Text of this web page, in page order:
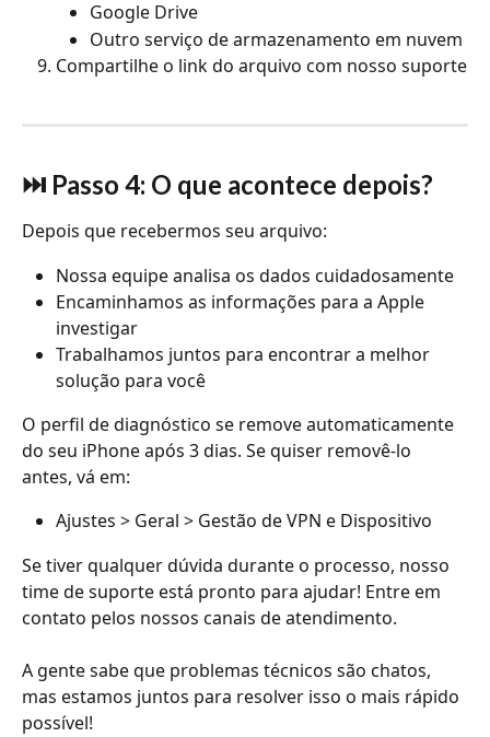
Google Drive
Outro serviço de armazenamento em nuvem
Compartilhe o link do arquivo com nosso suporte
⏭️ Passo 4: O que acontece depois?
Depois que recebermos seu arquivo:
Nossa equipe analisa os dados cuidadosamente
Encaminhamos as informações para a Apple
investigar
Trabalhamos juntos para encontrar a melhor
solução para você
O perfil de diagnóstico se remove automaticamente
do seu iPhone após 3 dias. Se quiser removê-lo
antes, vá em:
Ajustes > Geral > Gestão de VPN e Dispositivo
Se tiver qualquer dúvida durante o processo, nosso
time de suporte está pronto para ajudar! Entre em
contato pelos nossos canais de atendimento.
A gente sabe que problemas técnicos são chatos,
mas estamos juntos para resolver isso o mais rápido
possível!